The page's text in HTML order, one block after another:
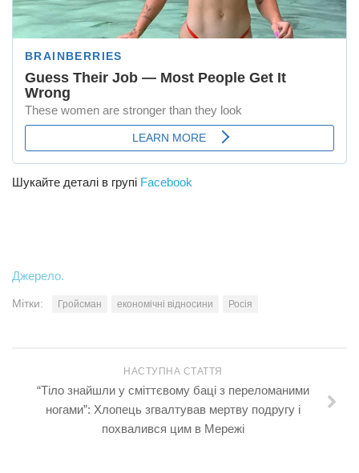
Шукайте деталі в групі Facebook
Джерело.
Мітки: Гройсман економічні відносини Росія
НАСТУПНА СТАТТЯ
“Тіло знайшли у сміттєвому баці з переломаними
ногами”: Хлопець згвалтував мертву подругу і
похвалився цим в Мережі